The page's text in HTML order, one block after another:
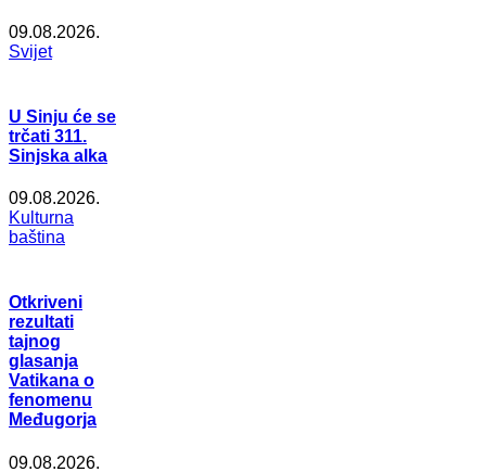
09.08.2026.
Svijet
U Sinju će se
trčati 311.
Sinjska alka
09.08.2026.
Kulturna
baština
Otkriveni
rezultati
tajnog
glasanja
Vatikana o
fenomenu
Međugorja
09.08.2026.